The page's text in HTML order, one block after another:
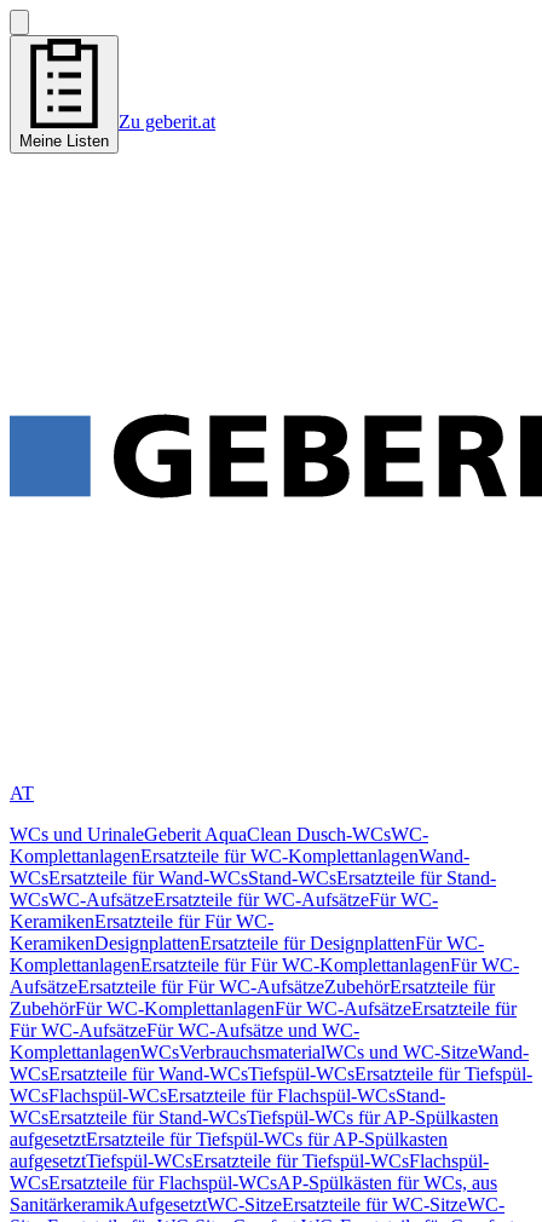
Meine Listen
Zu geberit.at
AT
WCs und UrinaleGeberit AquaClean Dusch-WCsWC-
KomplettanlagenErsatzteile für WC-KomplettanlagenWand-
WCsErsatzteile für Wand-WCsStand-WCsErsatzteile für Stand-
WCsWC-AufsätzeErsatzteile für WC-AufsätzeFür WC-
KeramikenErsatzteile für Für WC-
KeramikenDesignplattenErsatzteile für DesignplattenFür WC-
KomplettanlagenErsatzteile für Für WC-KomplettanlagenFür WC-
AufsätzeErsatzteile für Für WC-AufsätzeZubehörErsatzteile für
ZubehörFür WC-KomplettanlagenFür WC-AufsätzeErsatzteile für
Für WC-AufsätzeFür WC-Aufsätze und WC-
KomplettanlagenWCsVerbrauchsmaterialWCs und WC-SitzeWand-
WCsErsatzteile für Wand-WCsTiefspül-WCsErsatzteile für Tiefspül-
WCsFlachspül-WCsErsatzteile für Flachspül-WCsStand-
WCsErsatzteile für Stand-WCsTiefspül-WCs für AP-Spülkasten
aufgesetztErsatzteile für Tiefspül-WCs für AP-Spülkasten
aufgesetztTiefspül-WCsErsatzteile für Tiefspül-WCsFlachspül-
WCsErsatzteile für Flachspül-WCsAP-Spülkästen für WCs, aus
SanitärkeramikAufgesetztWC-SitzeErsatzteile für WC-SitzeWC-